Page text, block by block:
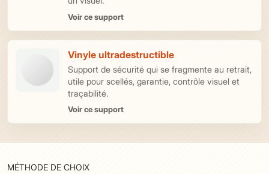
Voir ce support
Vinyle ultradestructible
Support de sécurité qui se fragmente au retrait,
utile pour scellés, garantie, contrôle visuel et
traçabilité.
Voir ce support
MÉTHODE DE CHOIX